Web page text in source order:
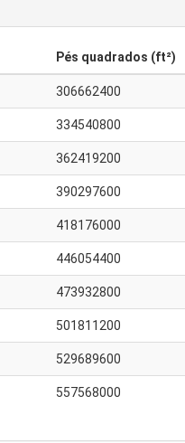
Pés quadrados (ft²)
306662400
334540800
362419200
390297600
418176000
446054400
473932800
501811200
529689600
557568000